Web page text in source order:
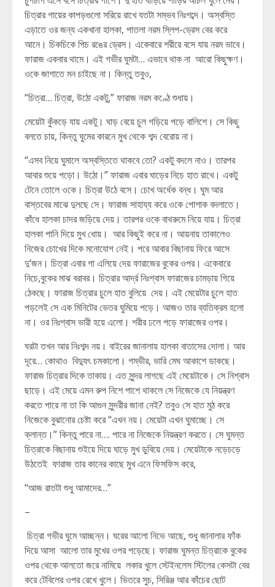
চিত্রার গায়ের কাপড়গুলো সরিয়ে রাখে যতটা সম্ভব নিঃশব্দে। অস্বস্তি
এড়াতে ওর জন্য একখানা হালকা, পাতলা নরম স্লিপ-ড্রেস বের করে
আনে। চিকচিকে পিচ রঙের ড্রেস। একেবারে শরীরে বসে যায় নরম ভাবে।
ফারাজ একবার থামে। এই গভীর ঘুমটা… এভাবে থাক না আরো কিছুক্ষণ।
ওকে জাগাতে মন চাইছে না। কিন্তু তবুও,
“চিত্রা… চিত্রা, উঠো একটু,” ফারাজ নরম কণ্ঠে শুধায়।
মেয়েটা কুঁকড়ে যায় একটু। ঘাড় বেয়ে চুল গড়িয়ে পড়ে বালিশে। সে কিছু
বলতে চায়, কিন্তু ঘুমের কারনে মুখ থেকে শব্দ বেরোয় না।
“এসব নিয়ে ঘুমালে অস্বস্তিতে থাকবে তো? একটু বদলে নাও। তারপর
আবার শুয়ে পড়ো। উঠো।” ফারাজ এবার ঘাড়ের নিচে হাত রাখে। একটু
টেনে তোলে ওকে। চিত্রা উঠে বসে। চোখ অর্ধেক বন্ধ। ঘুম আর
বাস্তবের মাঝে দুলছে সে। ফারাজ সাহায্য করে ওকে পোশাক বদলাতে।
কাঁধে হালকা চাদর জড়িয়ে দেয়। তারপর ওকে বাথরুমে নিয়ে যায়। চিত্রা
হালকা পানি দিয়ে মুখ ধোয়। আর কিছুই করে না। আয়নায় তাকালেও
নিজের চোখের দিকে মনোযোগ নেই। পরে আবার বিছানায় ফিরে আসে
দু’জন। চিত্রা এবার গা এলিয়ে দেয় ফারাজের বুকের ওপর। একেবারে
নিচে,বুকের মাঝ বরাবর। চিত্রার আর্দ্র নিঃশ্বাস ফারাজের চামড়ায় গিয়ে
ঠেকছে। ফারাজ চিত্রার চুলে হাত বুলিয়ে দেয়। এই মেয়েটার চুলে হাত
পড়লেই সে এক মিনিটের ভেতর ঘুমিয়ে পড়ে। আজও তার ব্যতিক্রম হলো
না। ওর নিঃশ্বাস ভারী হয়ে এলো। শরীর ঢলে পড়ে ফারাজের ওপর।
ঘরটা তখন আর নিঃশব্দ নয়। বাইরের জানালায় হালকা বাতাসের দোলা। আর
দূরে… কোথাও বিদ্যুৎ চমকালো। গম্ভীর, ভারি মেঘ আকাশে ডাকছে।
ফারাজ চিত্রার দিকে তাকায়। এত সুন্দর লাগছে এই মেয়েটাকে। সে নিশ্বাস
ছাড়ে। এই মেয়ে এমন রুপ নিশে পাশে থাকলে সে নিজেকে যে নিয়ন্ত্রণ
করতে পারে না তা কি আগুন সুন্দরীর জানা নেই? তবুও সে হাত মুঠ করে
নিজেকে বুঝানোর চেষ্টা করে “এখন নয়। মেয়েটা এখন ঘুমাচ্ছে। সে
ক্লান্ত।” কিন্তু পারে না…. পারে না নিজেকে নিয়ন্ত্রণ করতে। সে ঘুমন্ত
চিত্রাকে বিছানায় শুইয়ে দিয়ে ঘাড়ে মুখ ডুবিয়ে দেয়। মেয়েটাকে নড়েচড়ে
উঠতেই ফারাজ তার কানের কাছে মুখ এনে ফিসফিস করে,
“আজ রাতটা শুধু আমাদের…”
–
চিত্রা গভীর ঘুমে আচ্ছন্ন। ঘরের আলো নিভে আছে, শুধু জানালার ফাঁক
দিয়ে আসা আলো তার মুখের ওপর পড়েছে। ফারাজ ঘুমন্ত চিত্রাকে বুকের
ওপর থেকে আলতো জরে নামিয়ে লকার খুলে স্টেইনলেস স্টিলের কেসটা বের
করে টেবিলের ওপর রেখে খুলে। ভিতরে সুচ, সিরিঞ্জ আর কাঁচের ছোট